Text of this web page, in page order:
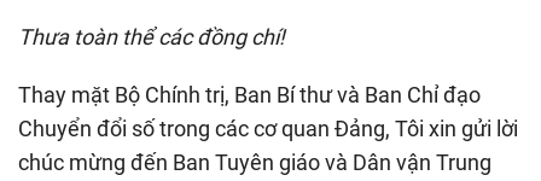
Thưa toàn thể các đồng chí!
Thay mặt Bộ Chính trị, Ban Bí thư và Ban Chỉ đạo
Chuyển đổi số trong các cơ quan Đảng, Tôi xin gửi lời
chúc mừng đến Ban Tuyên giáo và Dân vận Trung